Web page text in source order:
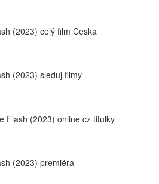
(2023) celý film Česka
(2023) sleduj filmy
Flash (2023) online cz titulky
(2023) premiéra